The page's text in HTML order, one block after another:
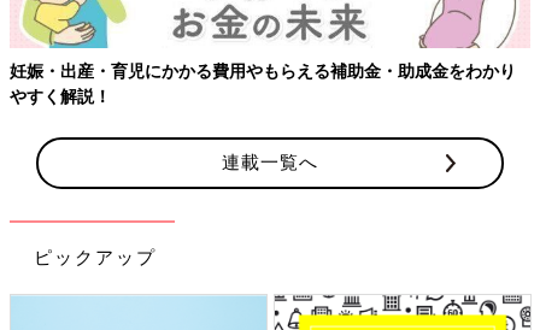
妊娠・出産・育児にかかる費用やもらえる補助金・助成金をわかり
やすく解説！
連載一覧へ
ピックアップ